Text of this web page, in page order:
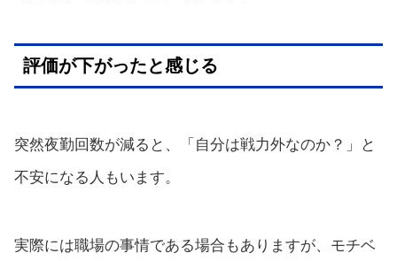
評価が下がったと感じる
突然夜勤回数が減ると、「自分は戦力外なのか？」と
不安になる人もいます。
実際には職場の事情である場合もありますが、モチベ